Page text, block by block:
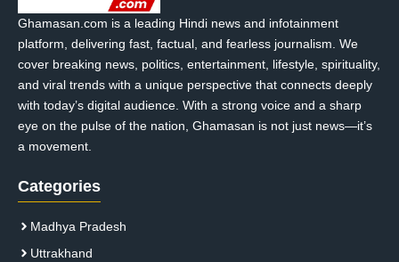
Ghamasan.com is a leading Hindi news and infotainment
platform, delivering fast, factual, and fearless journalism. We
cover breaking news, politics, entertainment, lifestyle, spirituality,
and viral trends with a unique perspective that connects deeply
with today’s digital audience. With a strong voice and a sharp
eye on the pulse of the nation, Ghamasan is not just news—it’s
a movement.
Categories
Madhya Pradesh
Uttrakhand